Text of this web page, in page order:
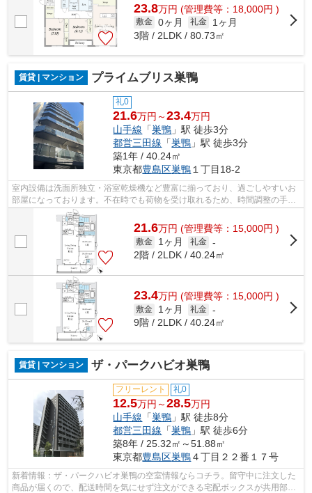
23.8万円 (管理費等：18,000円 )
敷金 0ヶ月 礼金
1ヶ月
3階 / 2LDK / 80.73㎡
賃貸 | マンション プライムブリス巣鴨
礼0
21.6万円～23.4万円
山手線 「巣鴨 」駅 徒歩3分
都営三田線 「巣鴨 」駅 徒歩3分
築1年 / 40.24㎡
東京都豊島区巣鴨 １丁目18-2
室内設備は洗面所独立・浴室乾燥機など豊富に揃っており、過ごしやすいお
部屋になっております。不在時でも荷物を受け取れるため、時間調整の手間
が省ける宅配ボックスを備えておりま...
21.6万円 (管理費等：15,000円 )
敷金 1ヶ月 礼金 -
2階 / 2LDK / 40.24㎡
23.4万円 (管理費等：15,000円 )
敷金 1ヶ月 礼金 -
9階 / 2LDK / 40.24㎡
賃貸 | マンション ザ・パークハビオ巣鴨
フリーレント 礼0
12.5万円～28.5万円
山手線 「巣鴨 」駅 徒歩8分
都営三田線 「巣鴨 」駅 徒歩6分
築8年 / 25.32㎡～51.88㎡
東京都豊島区巣鴨４丁目２２番１７号
新着情報：ザ・パークハビオ巣鴨の空室情報ならコチラ。留守中に注文した
商品が届くので、配送時間を気にせず注文ができる宅配ボックスが共用部に